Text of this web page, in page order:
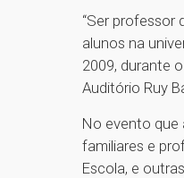
“Ser professor
alunos na
2009, durante
Auditório Ruy
No evento que
familiares e
Escola, e